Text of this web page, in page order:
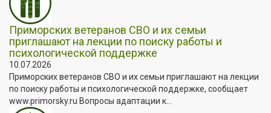
Приморских ветеранов СВО и их семьи
приглашают на лекции по поиску работы и
психологической поддержке
10.07.2026
Приморских ветеранов СВО и их семьи приглашают на лекции
по поиску работы и психологической поддержке, сообщает
www.primorsky.ru Вопросы адаптации к...